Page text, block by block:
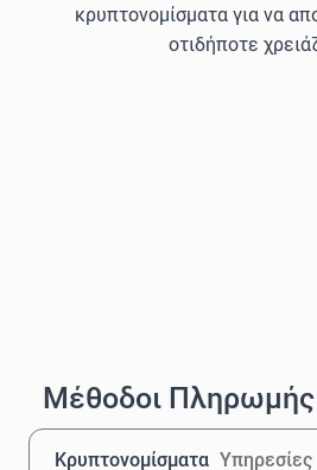
κρυπτονομίσματα για να
οτιδήποτε
Μέθοδοι Πληρωμής
Κρυπτονομίσματα Υπηρεσίες